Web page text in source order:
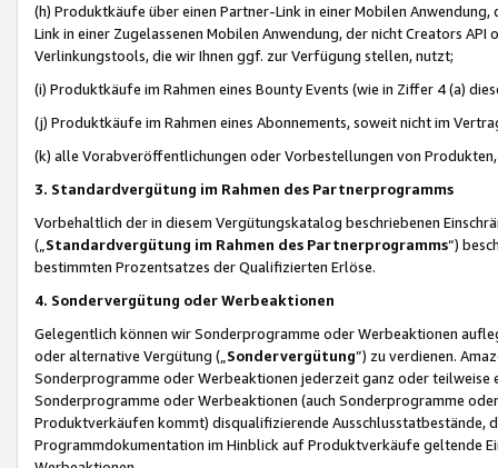
(h) Produktkäufe über einen Partner-Link in einer Mobilen
Link in einer Zugelassenen Mobilen Anwendung, der nicht Creators
Verlinkungstools, die wir Ihnen ggf. zur Verfügung stellen, nutzt;
(i) Produktkäufe im Rahmen eines Bounty Events (wie in Ziffer 4 (a)
(j) Produktkäufe im Rahmen eines Abonnements, soweit nicht im
(k) alle Vorabveröffentlichungen oder Vorbestellungen von
3. Standardvergütung im Rahmen des Partnerprogramms
Vorbehaltlich der in diesem Vergütungskatalog beschriebenen
(„ Standardvergütung im Rahmen des Partnerprogramms“)
bestimmten Prozentsatzes der Qualifizierten Erlöse.
4. Sondervergütung oder Werbeaktionen
Gelegentlich können wir Sonderprogramme oder Werbeaktionen
oder alternative Vergütung („ Sondervergütung”) zu verdienen.
Sonderprogramme oder Werbeaktionen jederzeit ganz oder
Sonderprogramme oder Werbeaktionen (auch Sonderprogramme
Produktverkäufen kommt) disqualifizierende Ausschlusstatbestände,
Programmdokumentation im Hinblick auf Produktverkäufe geltende